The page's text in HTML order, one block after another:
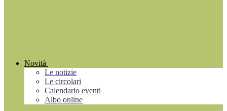
Novità
Le notizie
Le circolari
Calendario eventi
Albo online